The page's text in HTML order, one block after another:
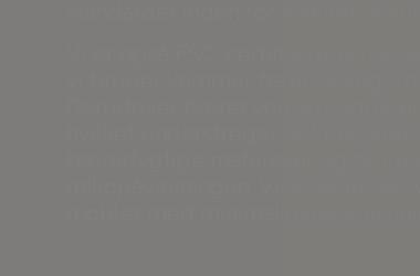
Derudover bærer vores produkter
bæredygtige materialer og
miljøpåvirkningen. Vi arbejder